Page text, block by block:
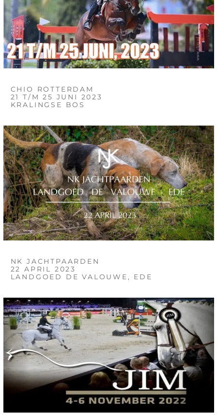
CHIO ROTTERDAM
21 T/M 25 JUNI 2023
KRALINGSE BOS
NK JACHTPAARDEN
22 APRIL 2023
LANDGOED DE VALOUWE, EDE